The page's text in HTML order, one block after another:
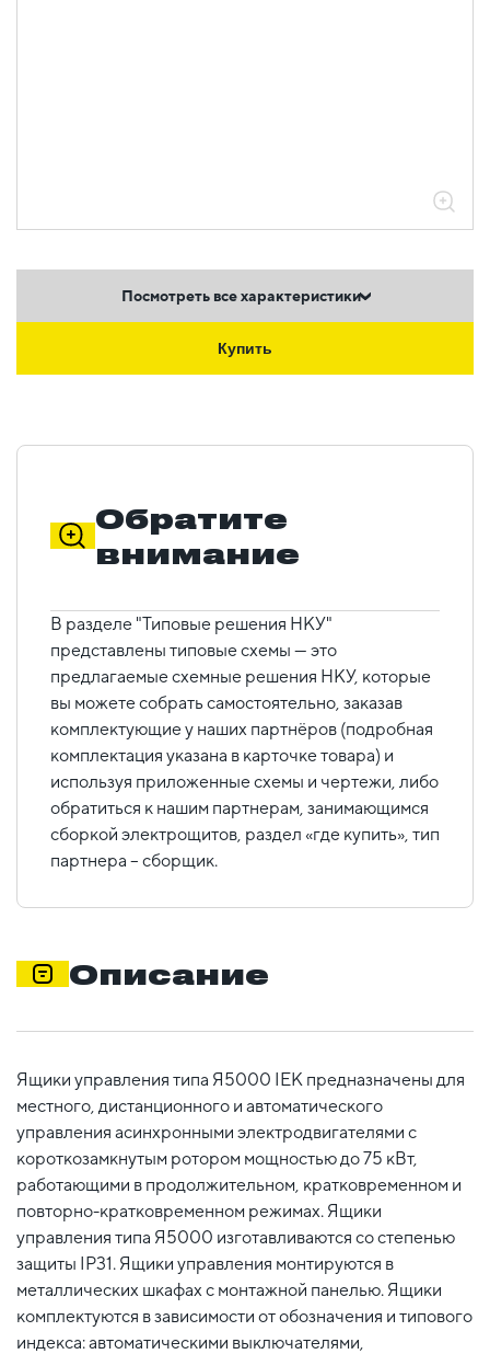
Посмотреть все характеристики
Купить
Обратите
внимание
В разделе "Типовые решения НКУ"
представлены типовые схемы — это
предлагаемые схемные решения НКУ, которые
вы можете собрать самостоятельно, заказав
комплектующие у наших партнёров (подробная
комплектация указана в карточке товара) и
используя приложенные схемы и чертежи, либо
обратиться к нашим партнерам, занимающимся
сборкой электрощитов, раздел «где купить», тип
партнера – сборщик.
Описание
Ящики управления типа Я5000 IEK предназначены для
местного, дистанционного и автоматического
управления асинхронными электродвигателями с
короткозамкнутым ротором мощностью до 75 кВт,
работающими в продолжительном, кратковременном и
повторно-кратковременном режимах. Ящики
управления типа Я5000 изготавливаются со степенью
защиты IP31. Ящики управления монтируются в
металлических шкафах с монтажной панелью. Ящики
комплектуются в зависимости от обозначения и типового
индекса: автоматическими выключателями,